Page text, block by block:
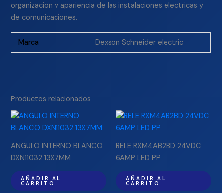
organizacion y apariencia de las instalaciones electricas y
de comunicaciones.
Marca Dexson Schneider electric
Productos relacionados
ANGULO INTERNO BLANCO
DXN11032 13X7MM
AÑADIR AL
CARRITO
RELE RXM4AB2BD 24VDC
6AMP LED PP
AÑADIR AL
CARRITO